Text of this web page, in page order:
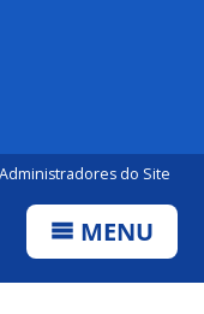
Administradores do Site
MENU